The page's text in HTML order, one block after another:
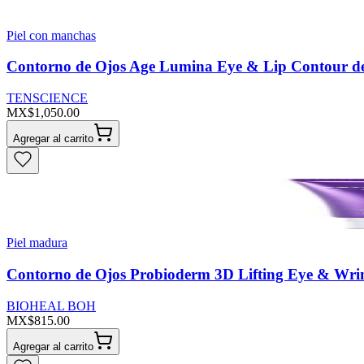
Piel con manchas
Contorno de Ojos Age Lumina Eye & Lip Contour
TENSCIENCE
MX$1,050.00
Agregar al carrito
Piel madura
Contorno de Ojos Probioderm 3D Lifting Eye &
BIOHEAL BOH
MX$815.00
Agregar al carrito